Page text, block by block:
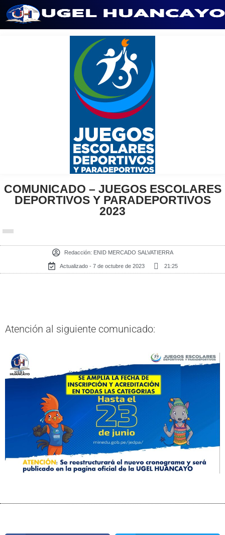
COMUNICADO – JUEGOS ESCOLARES
DEPORTIVOS Y PARADEPORTIVOS
2023
Redacción: ENID MERCADO SALVATIERRA
Actualizado - 7 de octubre de 2023 21:25
Atención al siguiente comunicado: